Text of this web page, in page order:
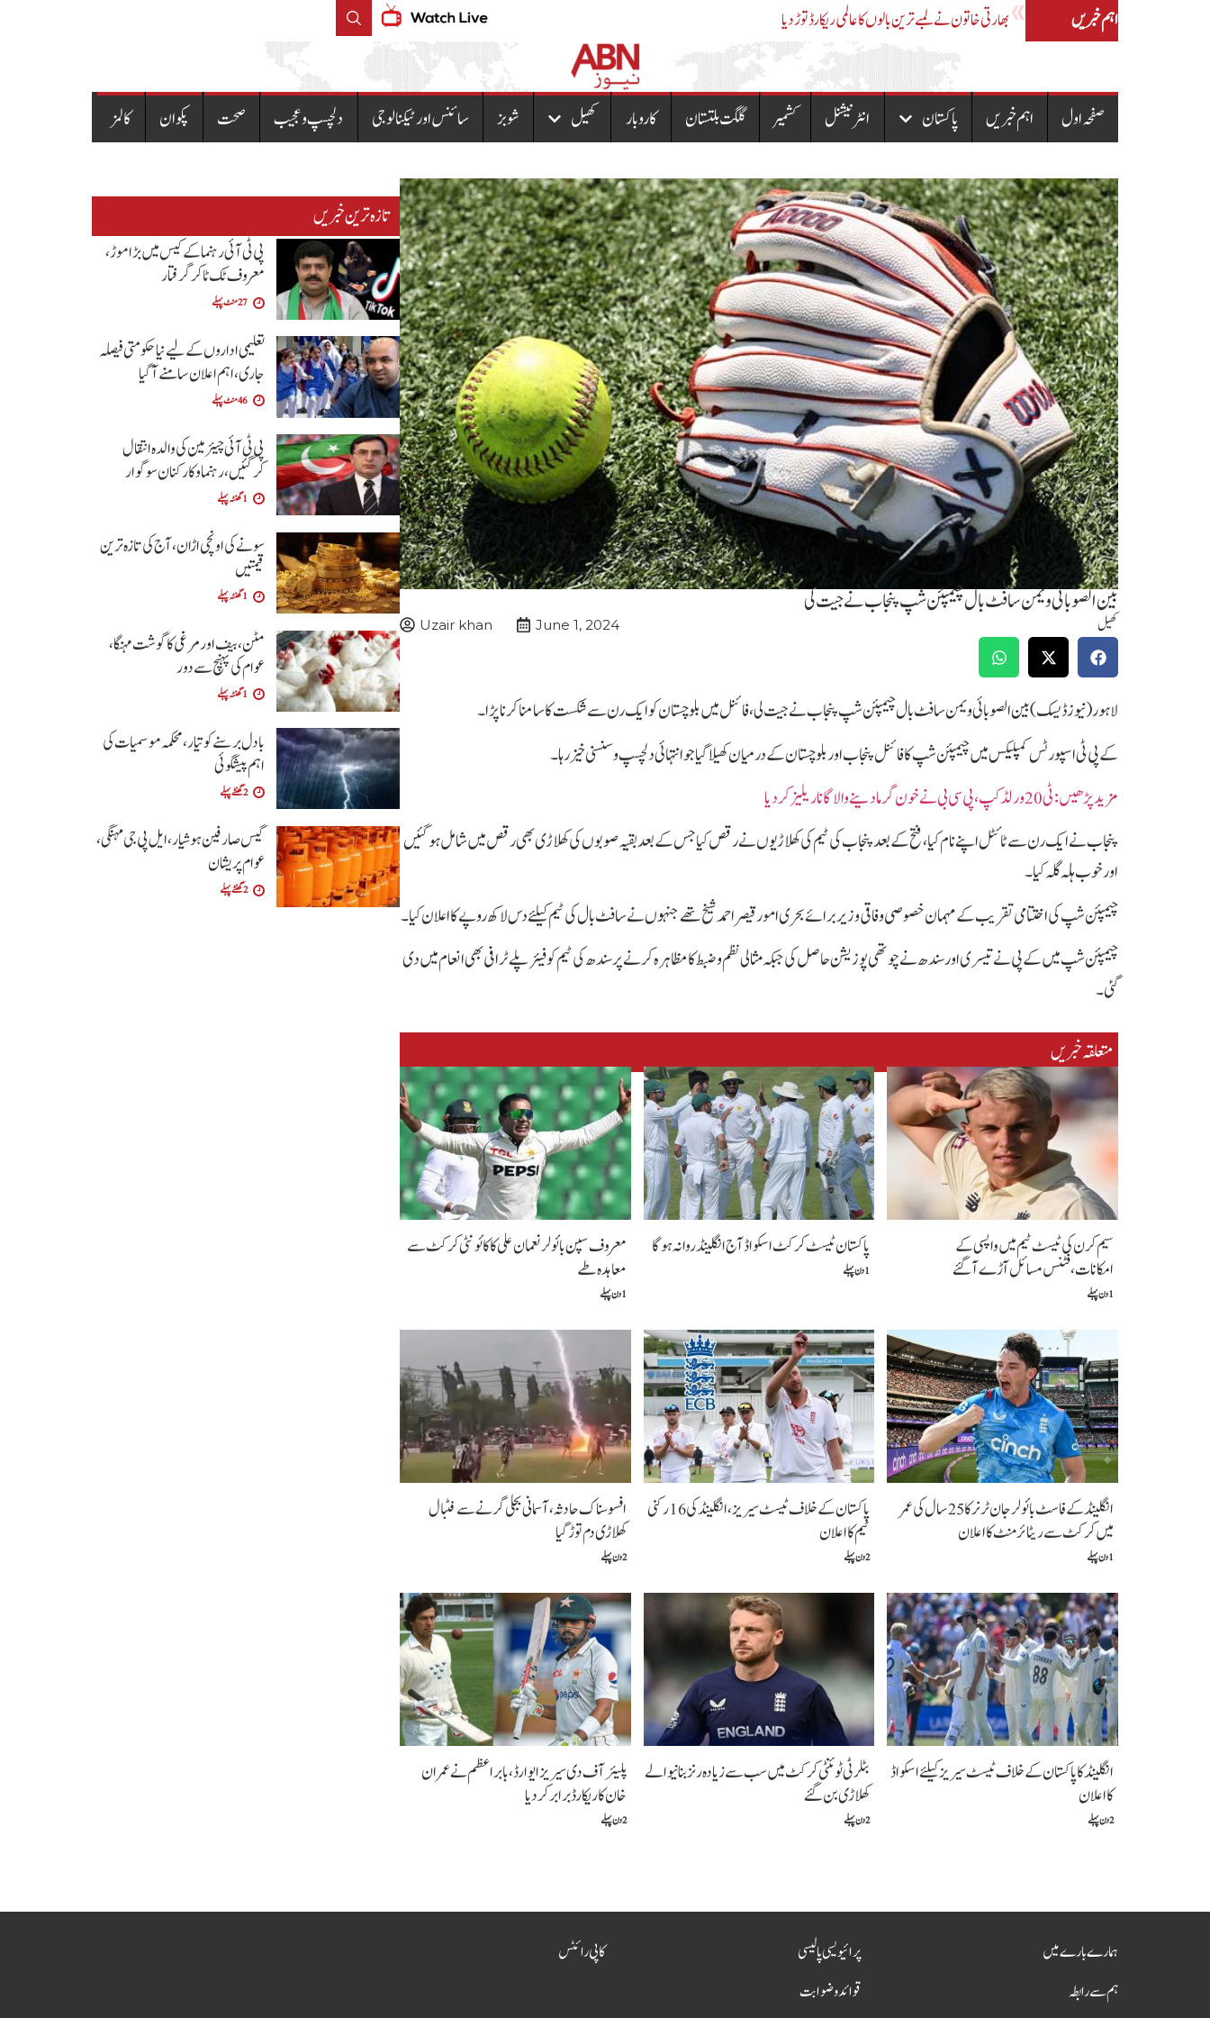
اہم خبریں پیٹرول پمپ اونرز نے گڈز ٹرانسپورٹرز کی ہڑتال کی حمایت کردی بھارتی خاتون نے لمبے ترین بالوں کا عالمی ریکارڈ توڑ دیا
صفحہ اول اہم خبریں پاکستان انٹرنیشنل کشمیر گلگت بلتستان کاروبار کھیل شوبز سائنس اور ٹیکنالوجی دلچسپ و عجیب صحت پکوان کالمز
بین الصوبائی ویمن سافٹ بال چیمپئن شپ پنجاب نے جیت لی
کھیل Uzair khan June 1, 2024
لاہور(نیوزڈیسک)بین الصوبائی ویمن سافٹ بال چیمپئن شپ پنجاب نے جیت لی، فائنل میں بلوچستان کو ایک رن سے شکست کا سامنا کرنا پڑا۔
کے پی ٹی اسپورٹس کمپلیکس میں چیمپئن شپ کا فائنل پنجاب اور بلوچستان کے درمیان کھیلا گیا جو انتہائی دلچسپ و سنسنی خیز رہا۔
مزیدپڑھیں:ٹی 20 ورلڈ کپ،پی سی بی نے خون گرما دینے والا گانا ریلیز کردیا
پنجاب نے ایک رن سے ٹائٹل اپنے نام کیا، فتح کے بعد پنجاب کی ٹیم کی کھلاڑیوں نے رقص کیا جس کے بعد بقیہ صوبوں کی کھلاڑی بھی رقص میں شامل ہوگئیں
اور خوب ہلہ گلہ کیا۔
چیمپئن شپ کی اختتامی تقریب کے مہمان خصوصی وفاقی وزیر برائے بحری امور قیصر احمد شیخ تھے جنہوں نے سافٹ بال کی ٹیم کیلئے دس لاکھ روپے کا اعلان کیا۔
چیمپئن شپ میں کے پی نے تیسری اور سندھ نے چوتھی پوزیشن حاصل کی جبکہ مثالی نظم و ضبط کا مظاہرہ کرنے پر سندھ کی ٹیم کو فیئر پلے ٹرافی بھی انعام میں دی
گئی۔
متعلقہ خبریں
سیم کرن کی ٹیسٹ ٹیم میں واپسی کے
امکانات،فٹنس مسائل آڑے آگئے
1 دن پہلے
پاکستان ٹیسٹ کرکٹ اسکواڈ آج انگلینڈ روانہ ہوگا
1 دن پہلے
معروف سپن بائولر نعمان علی کا کائونٹی کرکٹ سے
معاہدہ طے
1 دن پہلے
انگلینڈ کے فاسٹ بائولر جان ٹرنر کا 25 سال کی عمر
میں کرکٹ سے ریٹائرمنٹ کا اعلان
1 دن پہلے
پاکستان کے خلاف ٹیسٹ سیریز، انگلینڈ کی 16 رکنی
ٹیم کا اعلان
2 دن پہلے
افسوسناک حادثہ، آسمانی بجلی گرنے سے فٹبال
کھلاڑی دم توڑ گیا
2 دن پہلے
انگلینڈ کا پاکستان کے خلاف ٹیسٹ سیریز کیلئے اسکواڈ
کا اعلان
2 دن پہلے
بٹلر ٹی ٹوئنٹی کرکٹ میں سب سے زیادہ رنز بنانیوالے
کھلاڑی بن گئے
2 دن پہلے
پلیئرآف دی سیریز ایوارڈ،بابراعظم نے عمران
خان کا ریکارڈ برابر کردیا
2 دن پہلے
تازہ ترین خبریں
پی ٹی آئی رہنما کے کیس میں بڑا موڑ،
معروف ٹک ٹاکر گرفتار
27 منٹ پہلے
تعلیمی اداروں کے لیے نیا حکومتی فیصلہ
جاری، اہم اعلان سامنے آگیا
46 منٹ پہلے
پی ٹی آئی چیئرمین کی والدہ انتقال
کرگئیں، رہنما و کارکنان سوگوار
1 گھنٹہ پہلے
سونے کی اونچی اڑان، آج کی تازہ ترین
قیمتیں
1 گھنٹہ پہلے
مٹن، بیف اور مرغی کا گوشت مہنگا،
عوام کی پہنچ سے دور
1 گھنٹہ پہلے
بادل برسنے کو تیار، محکمہ موسمیات کی
اہم پیشگوئی
2 گھنٹے پہلے
گیس صارفین ہوشیار، ایل پی جی مہنگی،
عوام پریشان
2 گھنٹے پہلے
ہمارے بارے میں
ہم سے رابطہ
پرائیویسی پالیسی
قوائد و ضوابت
کاپی رائٹس